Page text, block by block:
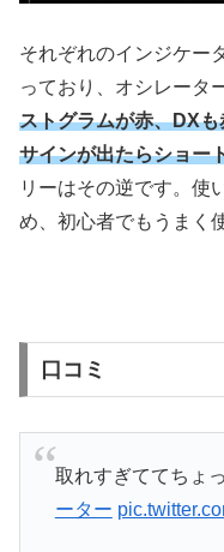
それぞれのインジケー
っており、オシレータ
ストグラムが赤、DX
サインが出たらショー
リーはその逆です。使
め、初心者でもうまく
口コミ
取れすぎててちょ
ーター